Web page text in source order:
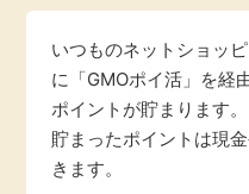
無料
即日還元
クレジットカー
暮らし
引っ越し
いつものネットショッ
に「GMOポイ活」を経
ポイントが貯まります。
貯まったポイントは現
きます。